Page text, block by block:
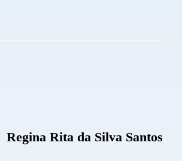
Regina Rita da Silva Santos